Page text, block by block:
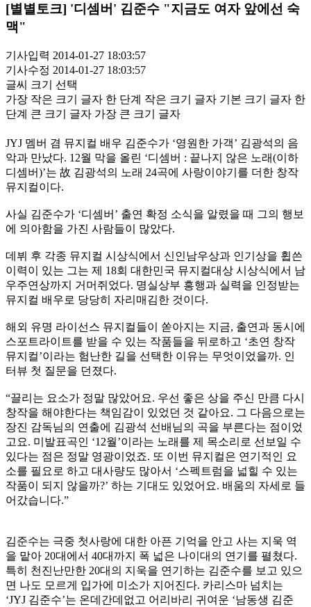
[별별토크] '디셈버' 김준수 "지금도 여자 앞에선 숙
맥"
기사입력 2014-01-27 18:03:57
기사수정 2014-01-27 18:03:57
글씨 크기 선택
가장 작은 크기 글자 한 단계 작은 크기 글자 기본 크기 글자 한
단계 큰 크기 글자 가장 큰 크기 글자
JYJ 멤버 겸 뮤지컬 배우 김준수가 ‘영원한 가객’ 김광석의 음
악과 만났다. 12월 막을 올린 ‘디셈버 : 끝나지 않은 노래(이하
디셈버)’는 故 김광석의 노래 24곡에 사랑이야기를 더한 창작
뮤지컬이다.
사실 김준수가 ‘디셈버’ 출연 확정 소식을 알렸을 때 그의 행보
에 의아함을 가진 사람들이 많았다.
데뷔 후 각종 뮤지컬 시상식에서 신인남우상과 인기상을 휩쓴
이력이 있는 그는 제 18회 대한민국 뮤지컬대상 시상식에서 남
우주연상까지 거머쥐었다. 명실상부 흥행과 실력을 인정받는
뮤지컬 배우로 당당히 자리매김한 것이다.
해외 유명 라이선스 뮤지컬들이 쏟아지는 지금, 출연과 동시에
스포트라이트를 받을 수 있는 작품들을 뒤로하고 ‘초연 창작
뮤지컬’이라는 험난한 길을 선택한 이유는 무엇이었을까. 인
터뷰 첫 질문을 던졌다.
“끌리는 요소가 정말 많았어요. 우선 좋은 상을 주신 만큼 다시
창작을 해야한다는 책임감이 있었던 것 같아요. 그 다음으로는
장진 감독님의 연출에 김광석 선배님의 곡을 부른다는 점이었
고요. 미발표곡인 ‘12월’이라는 노래를 제 목소리로 선보일 수
있다는 점은 정말 영광이었죠. 또 이번 뮤지컬은 연기적인 요
소를 필요로 하고 대사량도 많아서 ‘스펙트럼을 넓힐 수 있는
작품이 되지 않을까?’ 하는 기대도 있었어요. 배움의 자세로 들
어갔습니다.”
김준수는 극중 첫사랑에 대한 아픈 기억을 안고 사는 지욱 역
을 맡아 20대에서 40대까지 폭 넓은 나이대의 연기를 펼쳤다.
특히 천진난만한 20대의 지욱을 연기하는 김준수를 보고 있으
면 나도 모르게 입가에 미소가 지어진다. 카리스마 넘치는
‘JYJ 김준수’는 온데간데없고 어리바리 귀여운 ‘남동생 김준